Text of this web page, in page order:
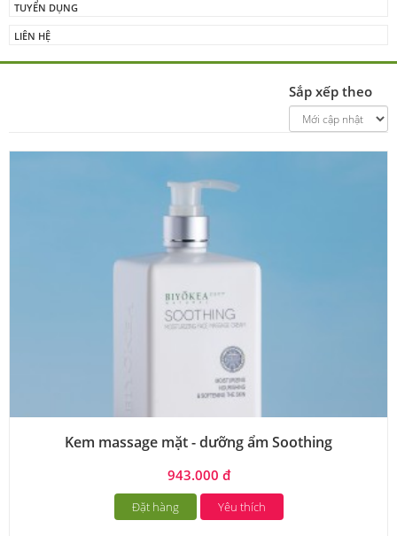
TUYỂN DỤNG
LIÊN HỆ
Sắp xếp theo
Kem massage mặt - dưỡng ẩm Soothing
943.000 đ
Đặt hàng Yêu thích